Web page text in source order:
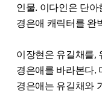
인물. 이다인은 단
경은애 캐릭터를 완
이장현은 유길채를,
경은애를 바라본다.
경은애는 유길채와